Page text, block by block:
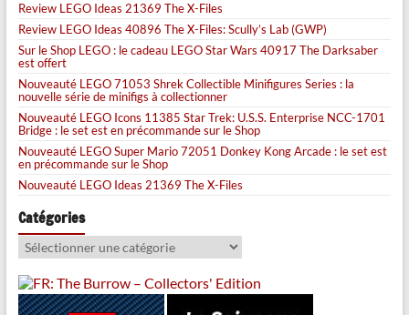
Review LEGO Ideas 21369 The X-Files
Review LEGO Ideas 40896 The X-Files: Scully’s Lab (GWP)
Sur le Shop LEGO : le cadeau LEGO Star Wars 40917 The Darksaber
est offert
Nouveauté LEGO 71053 Shrek Collectible Minifigures Series : la
nouvelle série de minifigs à collectionner
Nouveauté LEGO Icons 11385 Star Trek: U.S.S. Enterprise NCC-1701
Bridge : le set est en précommande sur le Shop
Nouveauté LEGO Super Mario 72051 Donkey Kong Arcade : le set est
en précommande sur le Shop
Nouveauté LEGO Ideas 21369 The X-Files
Catégories
Catégories